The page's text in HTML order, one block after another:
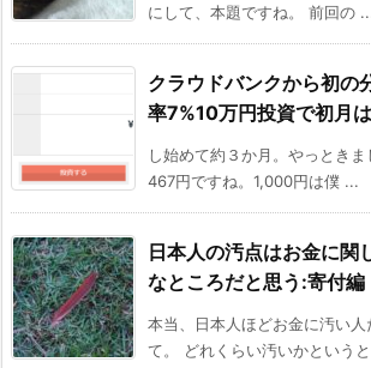
にして、本題ですね。 前回の
クラウドバンクから初の
率7%10万円投資で初月
し始めて約３か月。やっときま
467円ですね。1,000円は僕 ...
日本人の汚点はお金に関
なところだと思う:寄付編
本当、日本人ほどお金に汚い人
て。 どれくらい汚いかという